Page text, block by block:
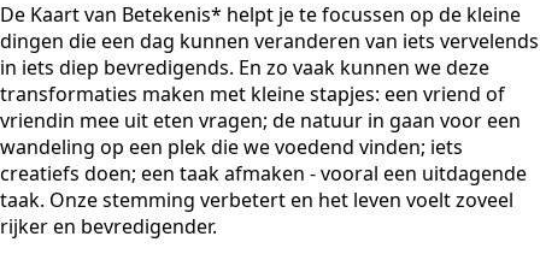
De Kaart van Betekenis* helpt je te focussen op de kleine
dingen die een dag kunnen veranderen van iets vervelends
in iets diep bevredigends. En zo vaak kunnen we deze
transformaties maken met kleine stapjes: een vriend of
vriendin mee uit eten vragen; de natuur in gaan voor een
wandeling op een plek die we voedend vinden; iets
creatiefs doen; een taak afmaken - vooral een uitdagende
taak. Onze stemming verbetert en het leven voelt zoveel
rijker en bevredigender.